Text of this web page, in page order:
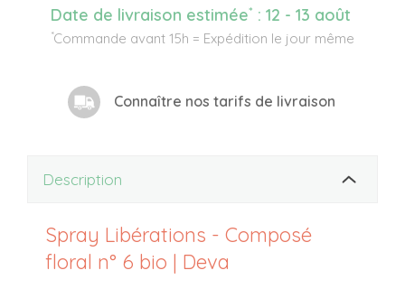
Date de livraison estimée* : 12 - 13 août
*Commande avant 15h = Expédition le jour même
Connaître nos tarifs de livraison
Description
Spray Libérations - Composé
floral n° 6 bio | Deva